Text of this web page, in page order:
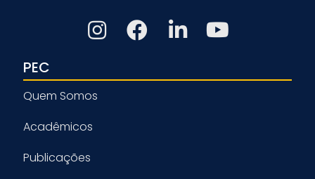
PEC
Quem Somos
Acadêmicos
Publicações